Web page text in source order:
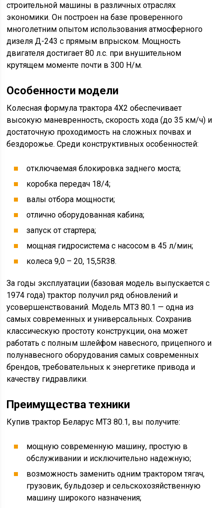
строительной машины в различных отраслях
экономики. Он построен на базе проверенного
многолетним опытом использования атмосферного
дизеля Д-243 с прямым впрыском. Мощность
двигателя достигает 80 л.с. при внушительном
крутящем моменте почти в 300 Н/м.
Особенности модели
Колесная формула трактора 4Х2 обеспечивает
высокую маневренность, скорость хода (до 35 км/ч) и
достаточную проходимость на сложных почвах и
бездорожье. Среди конструктивных особенностей:
отключаемая блокировка заднего моста;
коробка передач 18/4;
валы отбора мощности;
отлично оборудованная кабина;
запуск от стартера;
мощная гидросистема с насосом в 45 л/мин;
колеса 9,0 – 20, 15,5R38.
За годы эксплуатации (базовая модель выпускается с
1974 года) трактор получил ряд обновлений и
усовершенствований. Модель МТЗ 80.1 — одна из
самых современных и универсальных. Сохранив
классическую простоту конструкции, она может
работать с полным шлейфом навесного, прицепного и
полунавесного оборудования самых современных
брендов, требовательных к энергетике привода и
качеству гидравлики.
Преимущества техники
Купив трактор Беларус МТЗ 80.1, вы получите:
мощную современную машину, простую в
обслуживании и исключительно надежную;
возможность заменить одним трактором тягач,
грузовик, бульдозер и сельскохозяйственную
машину широкого назначения;